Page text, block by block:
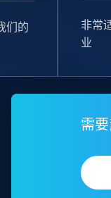
们的
非常
业
需